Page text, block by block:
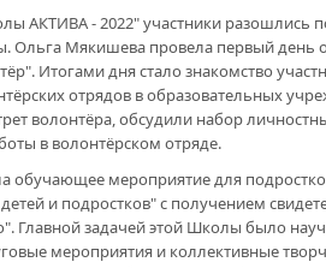
АКТИВА - 2022" участники разошлись
Ольга Мякишева провела первый день
Итогами дня стало знакомство
отрядов в образовательных
волонтёра, обсудили набор
в волонтёрском отряде.
обучающее мероприятие для
и подростков" с получением
Главной задачей этой Школы было
мероприятия и коллективные